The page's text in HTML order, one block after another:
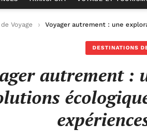
Voyage Voyager autrement : une
DESTINATIONS
autrement :